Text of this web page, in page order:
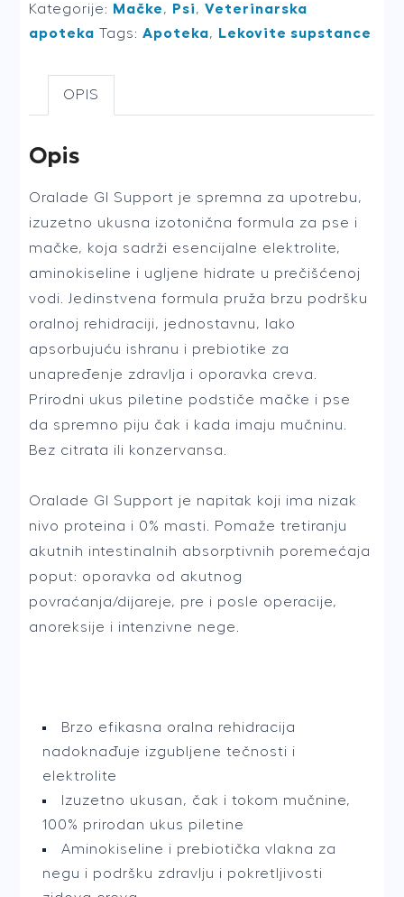
500ml
quantity
Kategorije: Mačke, Psi,Veterinarska
apoteka Tags:Apoteka, Lekovite supstance
OPIS
Opis
Oralade GI Support je spremna za upotrebu,
izuzetno ukusna izotonična formula za pse i
mačke, koja sadrži esencijalne elektrolite,
aminokiseline i ugljene hidrate u prečišćenoj
vodi. Jedinstvena formula pruža brzu podršku
oralnoj rehidraciji, jednostavnu, lako
apsorbujuću ishranu i prebiotike za
unapređenje zdravlja i oporavka creva.
Prirodni ukus piletine podstiče mačke i pse
da spremno piju čak i kada imaju mučninu.
Bez citrata ili konzervansa.
Oralade GI Support je napitak koji ima nizak
nivo proteina i 0% masti. Pomaže tretiranju
akutnih intestinalnih absorptivnih poremećaja
poput: oporavka od akutnog
povraćanja/dijareje, pre i posle operacije,
anoreksije i intenzivne nege.
Brzo efikasna oralna rehidracija
nadoknađuje izgubljene tečnosti i
elektrolite
Izuzetno ukusan, čak i tokom mučnine,
100% prirodan ukus piletine
Aminokiseline i prebiotička vlakna za
negu i podršku zdravlju i pokretljivosti